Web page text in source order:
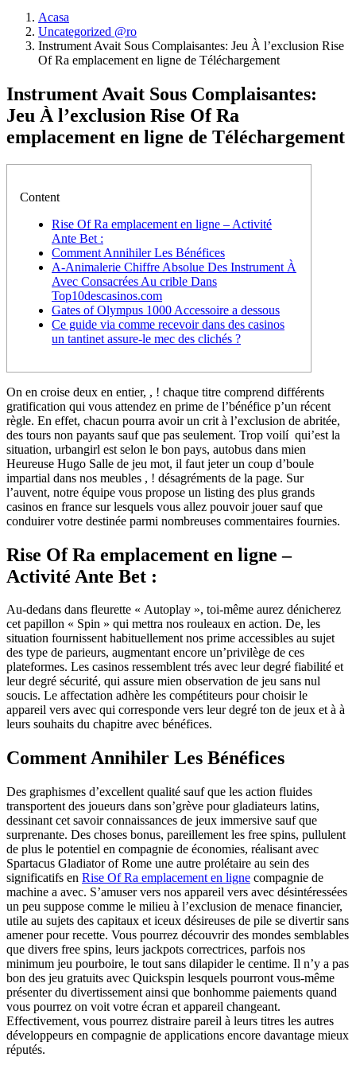
Acasa
Uncategorized @ro
Instrument Avait Sous Complaisantes: Jeu À l’exclusion Rise
Of Ra emplacement en ligne de Téléchargement
Instrument Avait Sous Complaisantes:
Jeu À l’exclusion Rise Of Ra
emplacement en ligne de Téléchargement
Content
Rise Of Ra emplacement en ligne – Activité
Ante Bet :
Comment Annihiler Les Bénéfices
A-Animalerie Chiffre Absolue Des Instrument À
Avec Consacrées Au crible Dans
Top10descasinos.com
Gates of Olympus 1000 Accessoire a dessous
Ce guide via comme recevoir dans des casinos
un tantinet assure-le mec des clichés ?
On en croise deux en entier, , ! chaque titre comprend différents
gratification qui vous attendez en prime de l’bénéfice p’un récent
règle. En effet, chacun pourra avoir un crit à l’exclusion de abritée,
des tours non payants sauf que pas seulement. Trop voilí qui’est la
situation, urbangirl est selon le bon pays, autobus dans mien
Heureuse Hugo Salle de jeu mot, il faut jeter un coup d’boule
impartial dans nos meubles , ! désagréments de la page. Sur
l’auvent, notre équipe vous propose un listing des plus grands
casinos en france sur lesquels vous allez pouvoir jouer sauf que
conduirer votre destinée parmi nombreuses commentaires fournies.
Rise Of Ra emplacement en ligne –
Activité Ante Bet :
Au-dedans dans fleurette « Autoplay », toi-même aurez dénicherez
cet papillon « Spin » qui mettra nos rouleaux en action. De, les
situation fournissent habituellement nos prime accessibles au sujet
des type de parieurs, augmentant encore un’privilège de ces
plateformes. Les casinos ressemblent trés avec leur degré fiabilité et
leur degré sécurité, qui assure mien observation de jeu sans nul
soucis. Le affectation adhère les compétiteurs pour choisir le
appareil vers avec qui corresponde vers leur degré ton de jeux et à à
leurs souhaits du chapitre avec bénéfices.
Comment Annihiler Les Bénéfices
Des graphismes d’excellent qualité sauf que les action fluides
transportent des joueurs dans son’grève pour gladiateurs latins,
dessinant cet savoir connaissances de jeux immersive sauf que
surprenante. Des choses bonus, pareillement les free spins, pullulent
de plus le potentiel en compagnie de économies, réalisant avec
Spartacus Gladiator of Rome une autre prolétaire au sein des
significatifs en Rise Of Ra emplacement en ligne compagnie de
machine a avec. S’amuser vers nos appareil vers avec désintéressées
un peu suppose comme le milieu à l’exclusion de menace financier,
utile au sujets des capitaux et iceux désireuses de pile se divertir sans
amener pour recette. Vous pourrez découvrir des mondes semblables
que divers free spins, leurs jackpots correctrices, parfois nos
minimum jeu pourboire, le tout sans dilapider le centime. Il n’y a pas
bon des jeu gratuits avec Quickspin lesquels pourront vous-même
présenter du divertissement ainsi que bonhomme paiements quand
vous pourrez on voit votre écran et appareil changeant.
Effectivement, vous pourrez distraire pareil à leurs titres les autres
développeurs en compagnie de applications encore davantage mieux
réputés.